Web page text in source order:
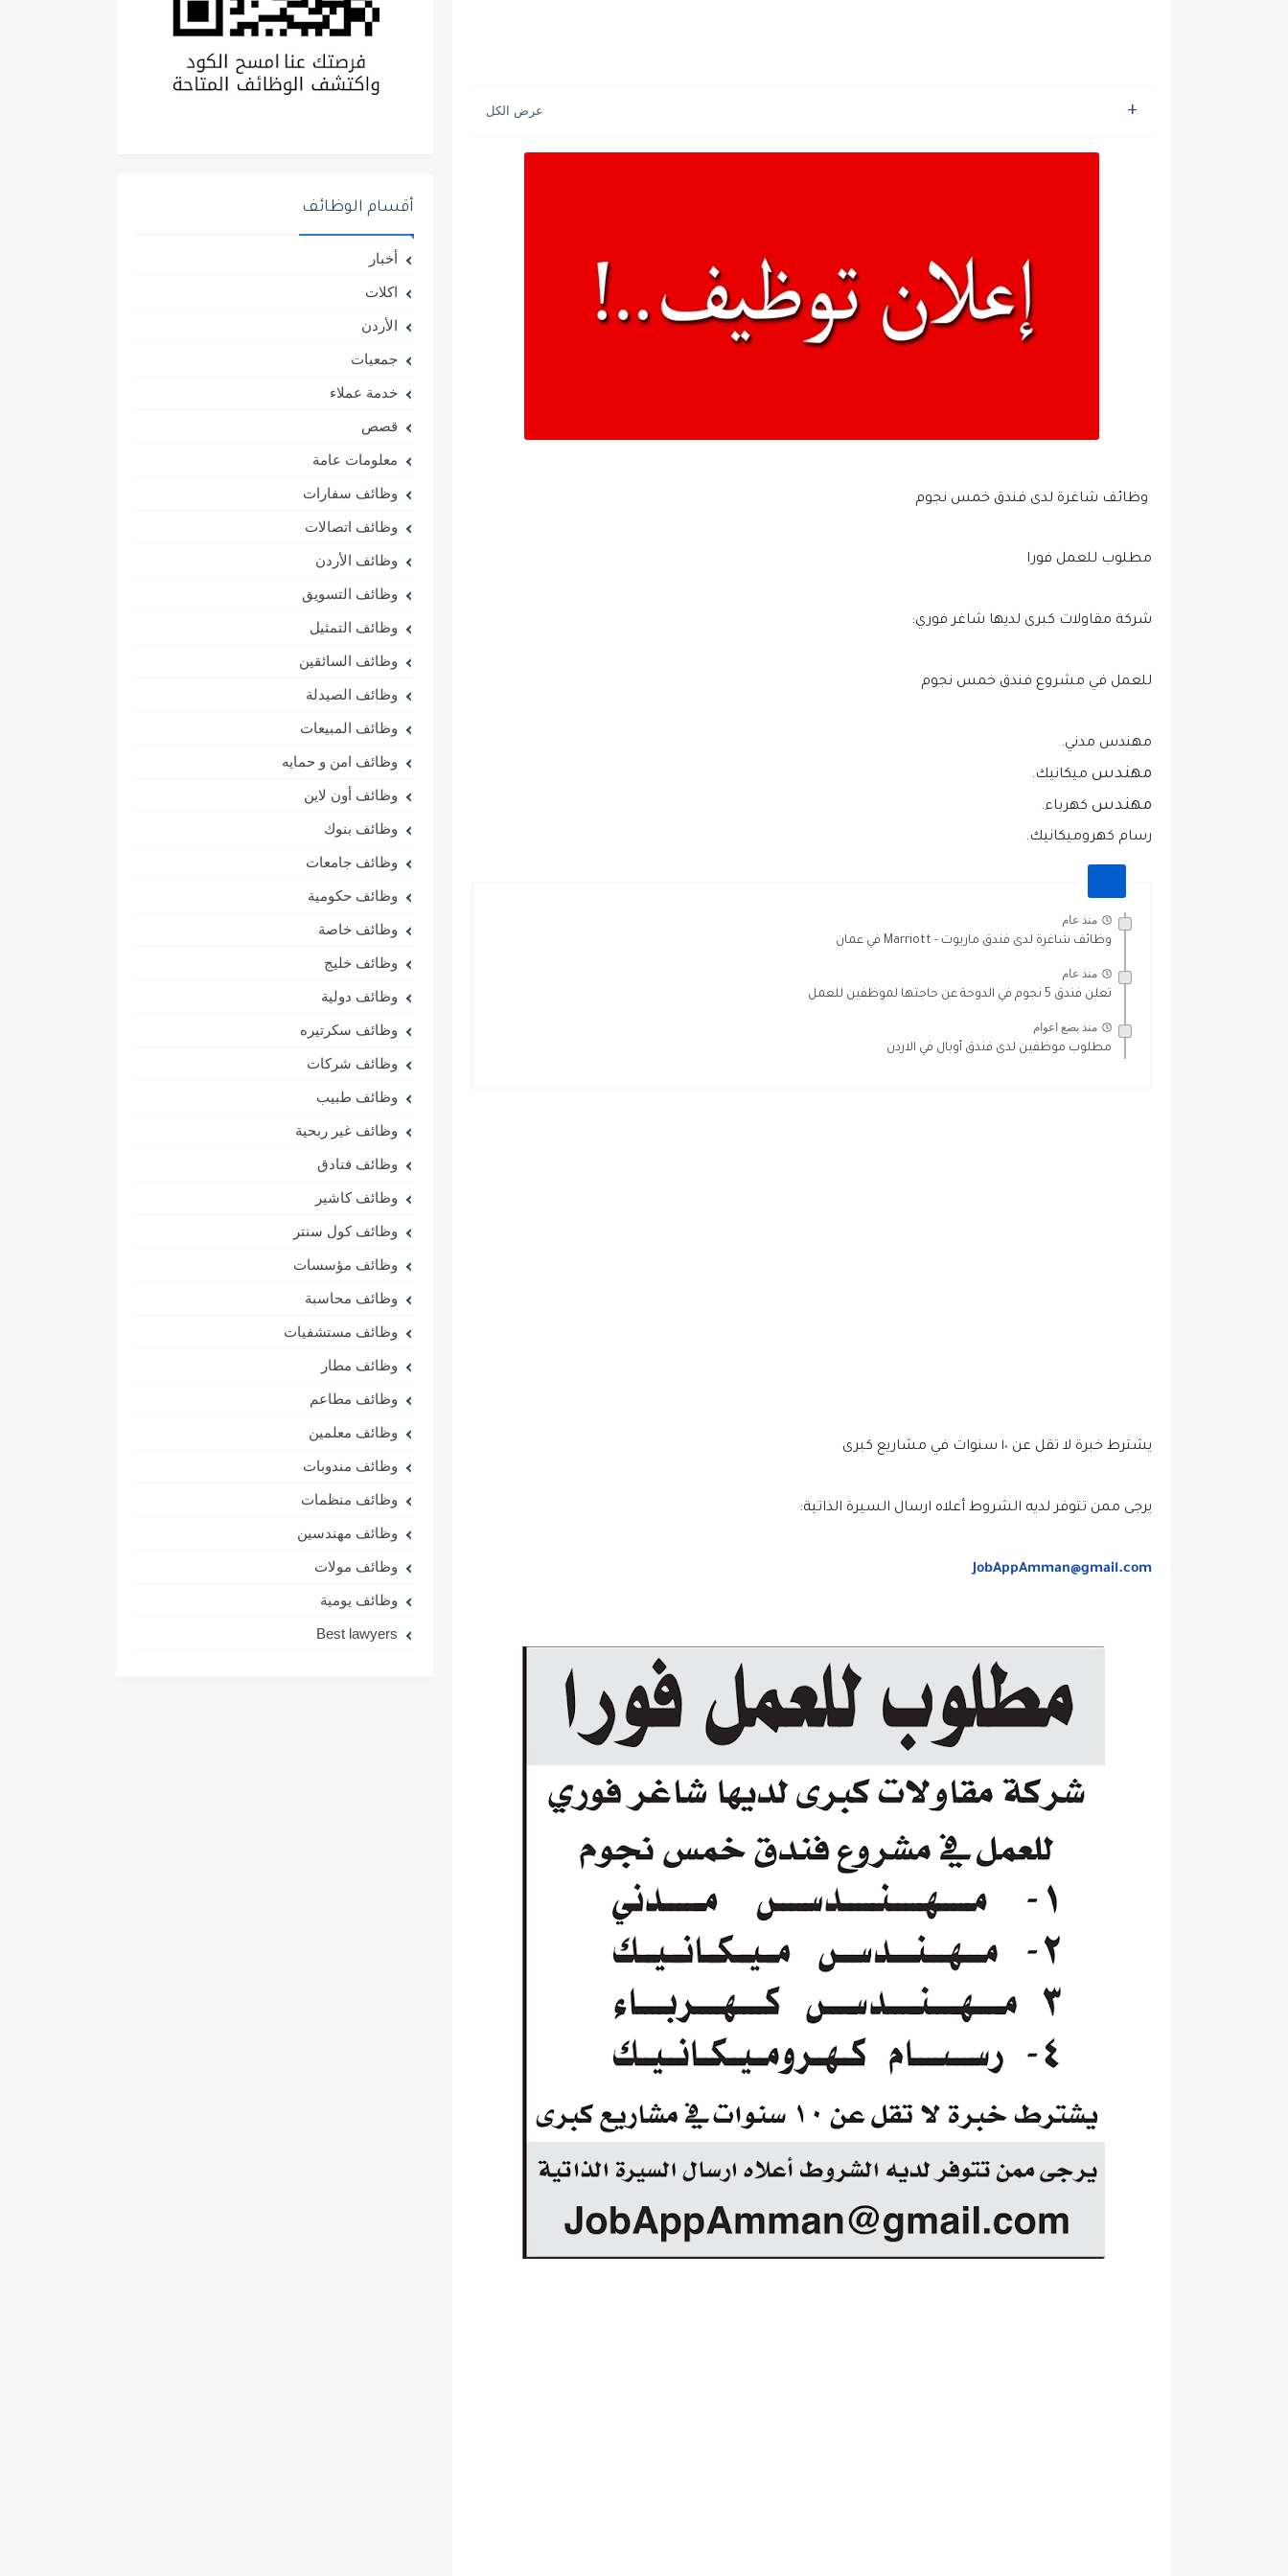
وظائف شاغرة لدى فندق خمس نجوم
مطلوب للعمل فورا
شركة مقاولات كبرى لديها شاغر فوري:
للعمل في مشروع فندق خمس نجوم
مهندس ميكانيك.
مهندس كهرباء.
رسام كهروميكانيك.
منذ عام
وظائف شاغرة لدى فندق ماريوت - Marriott في عمان
منذ عام
تعلن فندق 5 نجوم في الدوحة عن حاجتها لموظفين للعمل
منذ بضع اعوام
مطلوب موظفين لدى فندق أوبال في الاردن
يشترط خبرة لا تقل عن ‎١٠‏ سنوات في مشاريع كبرى
يرجى ممن تتوفر لديه الشروط أعلاه ارسال السيرة الذاتية:
JobAppAmman@gmail.com
أقسام الوظائف
أخبار
اكلات
الأردن
جمعيات
خدمة عملاء
قصص
معلومات عامة
وظائف سفارات
وظائف اتصالات
وظائف الأردن
وظائف التسويق
وظائف التمثيل
وظائف السائقين
وظائف الصيدلة
وظائف المبيعات
وظائف امن و حمايه
وظائف أون لاين
وظائف بنوك
وظائف جامعات
وظائف حكومية
وظائف خاصة
وظائف خليج
وظائف دولية
وظائف سكرتيره
وظائف شركات
وظائف طبيب
وظائف غير ربحية
وظائف فنادق
وظائف كاشير
وظائف كول سنتر
وظائف مؤسسات
وظائف محاسبة
وظائف مستشفيات
وظائف مطار
وظائف مطاعم
وظائف معلمين
وظائف مندوبات
وظائف منظمات
وظائف مهندسين
وظائف مولات
وظائف يومية
Best lawyers